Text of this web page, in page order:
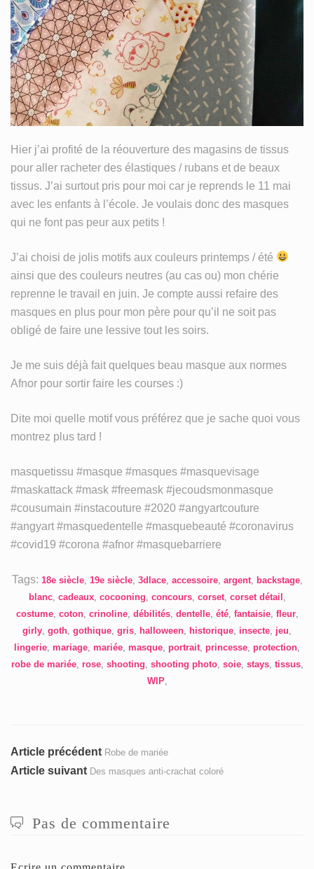
MY LIFE
TISSU
WIP
Hier j’ai profité de la réouverture des magasins de tissus
pour aller racheter des élastiques / rubans et de beaux
tissus. J’ai surtout pris pour moi car je reprends le 11 mai
avec les enfants à l’école. Je voulais donc des masques
qui ne font pas peur aux petits !⁣⁣
⁣J’ai choisi de jolis motifs aux couleurs printemps / été
ainsi que des couleurs neutres (au cas ou) mon chérie
reprenne le travail en juin. Je compte aussi refaire des
masques en plus pour mon père pour qu’il ne soit pas
obligé de faire une lessive tout les soirs.⁣⁣
Je me suis déjà fait quelques beau masque aux normes
Afnor pour sortir faire les courses :)⁣⁣
⁣Dite moi quelle motif vous préférez que je sache quoi vous
montrez plus tard !⁣⁣⁣⁣
masquetissu #masque #masques #masquevisage
#maskattack #mask #freemask #jecoudsmonmasque
#cousumain #instacouture #2020 #angyartcouture
#angyart #masquedentelle #masquebeauté #coronavirus
#covid19 #corona #afnor #masquebarriere
Tags: 18e siècle, 19e siècle, 3dlace, accessoire, argent, backstage,
blanc, cadeaux, cocooning concours, corset, corset détail
costume, coton, crinoline, débilités, dentelle, été, fantaisie, fleur,
girly goth gothique gris halloween historique insecte jeu
lingerie mariage mariée masque portrait princesse protection
robe de mariée, rose, shooting shooting photo, soie, stays, tissus,
WIP,
Navigation
de
Article précédent Article
précédent
Robe de mariée
Article suivant Article
Des masques anti-crachat coloré
Pas de commentaire